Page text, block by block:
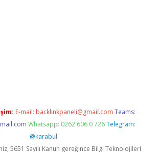
E-mail: backlinkpaneli@gmail.com Teams:
Whatsapp: 0262 606 0 726 Telegram:
@karabul
5651 Sayılı Kanun gereğince Bilgi Teknolojileri